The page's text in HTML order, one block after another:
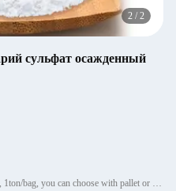
2 / 2
сульфат осажденный
Packaging Details: 25kgs/plastic woven bag, 1ton/bag, you can choose with pallet or not wooden pallets, 1~1.2MT per pallet. 20 pallets in one 20'GP container. Pallets are PE wrapped and strapped.